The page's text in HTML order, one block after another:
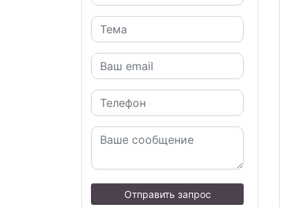
Отправить запрос